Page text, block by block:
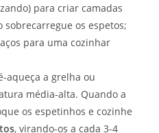
para criar camadas
sobrecarregue os espetos;
para uma cozinhar
aqueça a grelha ou
média-alta. Quando a
os espetinhos e cozinhe
, virando-os a cada 3-4